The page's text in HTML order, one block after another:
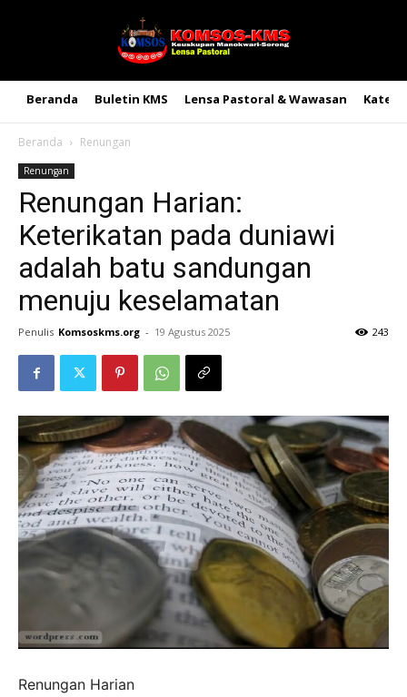
Beranda Buletin KMS Lensa Pastoral & Wawasan
Beranda Renungan
Renungan
Renungan Harian:
Keterikatan pada duniawi
adalah batu sandungan
menuju keselamatan
Penulis Komsoskms.org - 19 Agustus 2025 243
Renungan Harian